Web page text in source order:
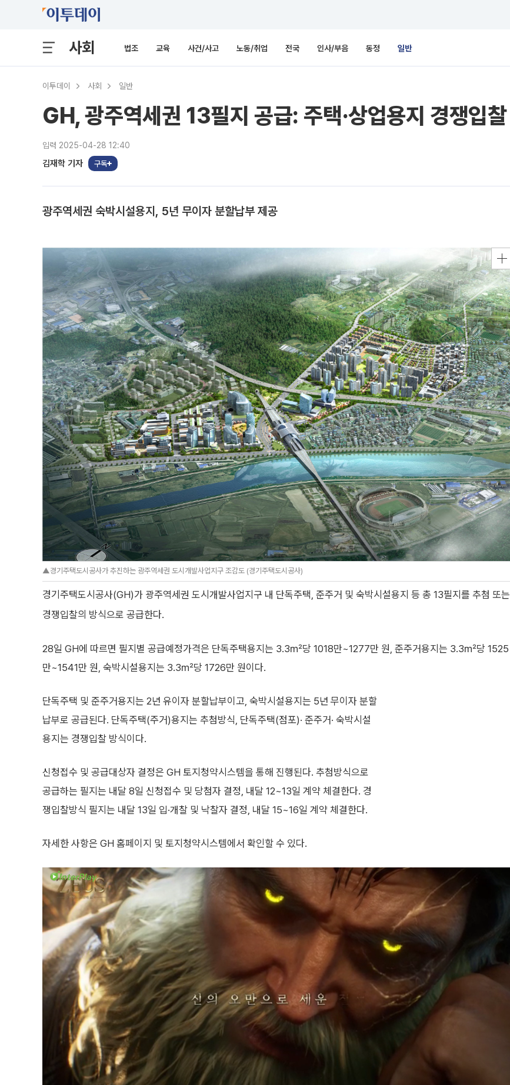
사회 법조 교육 사건/사고 노동/취업 전국 인사/부음 동정 일반
이투데이 사회 일반
GH, 광주역세권 13필지 공급: 주택·상업용지 경쟁입찰
입력 2025-04-28 12:40
김재학 기자 구독
광주역세권 숙박시설용지, 5년 무이자 분할납부 제공
▲경기주택도시공사가 추진하는 광주역세권 도시개발사업지구 조감도 (경기주택도시공사)
경기주택도시공사(GH)가 광주역세권 도시개발사업지구 내 단독주택, 준주거 및 숙박시설용지 등 총 13필지를 추첨 또는
경쟁입찰의 방식으로 공급한다.
28일 GH에 따르면 필지별 공급예정가격은 단독주택용지는 3.3㎡당 1018만~1277만 원, 준주거용지는 3.3㎡당 1525
만~1541만 원, 숙박시설용지는 3.3㎡당 1726만 원이다.
단독주택 및 준주거용지는 2년 유이자 분할납부이고, 숙박시설용지는 5년 무이자 분할
납부로 공급된다. 단독주택(주거)용지는 추첨방식, 단독주택(점포)· 준주거· 숙박시설
용지는 경쟁입찰 방식이다.
신청접수 및 공급대상자 결정은 GH 토지청약시스템을 통해 진행된다. 추첨방식으로
공급하는 필지는 내달 8일 신청접수 및 당첨자 결정, 내달 12~13일 계약 체결한다. 경
쟁입찰방식 필지는 내달 13일 입·개찰 및 낙찰자 결정, 내달 15~16일 계약 체결한다.
자세한 사항은 GH 홈페이지 및 토지청약시스템에서 확인할 수 있다.